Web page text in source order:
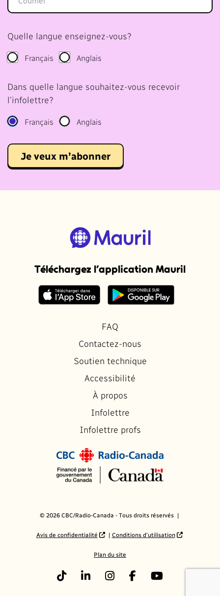
Quelle langue enseignez-vous?
Français Anglais
Dans quelle langue souhaitez-vous recevoir
l’infolettre?
Français Anglais
Je veux m’abonner
Téléchargez l’application Mauril
FAQ
Contactez-nous
Soutien technique
Accessibilité
À propos
Infolettre
Infolettre profs
© 2026 CBC/Radio-Canada - Tous droits réservés
Avis de confidentialité Conditions d’utilisation
Plan du site